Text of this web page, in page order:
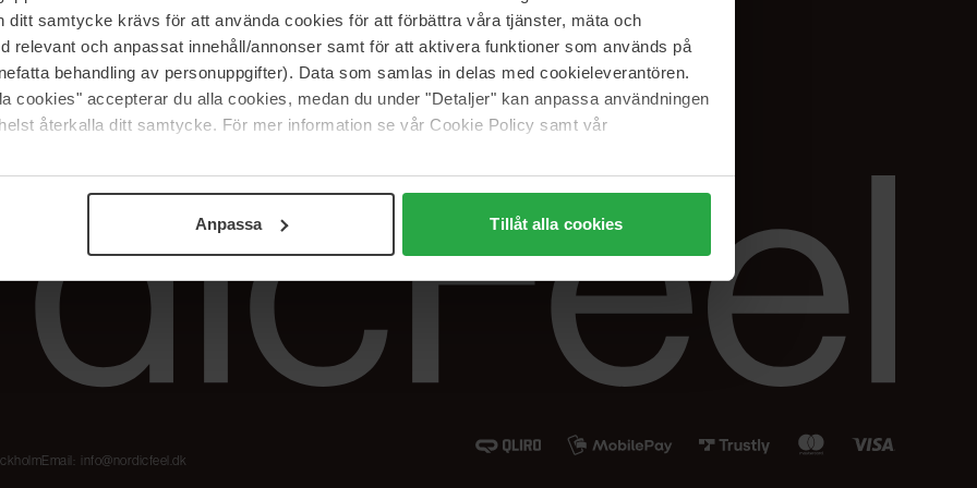
ditt samtycke krävs för att använda cookies för att förbättra våra tjänster, mäta och
relevant och anpassat innehåll/annonser samt för att aktivera funktioner som används på
behandling av personuppgifter). Data som samlas in delas med cookieleverantören.
cookies" accepterar du alla cookies, medan du under "Detaljer" kan anpassa användningen
återkalla ditt samtycke. För mer information se vår Cookie Policy samt vår
Anpassa Tillåt alla cookies
Samarbejdspartner
reklamationer
Email:
info@nordicfeel.dk